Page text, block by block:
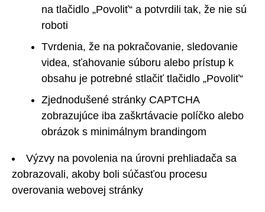
na tlačidlo „Povoliť“ a potvrdili tak, že nie sú
roboti
Tvrdenia, že na pokračovanie, sledovanie
videa, sťahovanie súboru alebo prístup k
obsahu je potrebné stlačiť tlačidlo „Povoliť“
Zjednodušené stránky CAPTCHA
zobrazujúce iba zaškrtávacie políčko alebo
obrázok s minimálnym brandingom
Výzvy na povolenia na úrovni prehliadača sa
zobrazovali, akoby boli súčasťou procesu
overovania webovej stránky